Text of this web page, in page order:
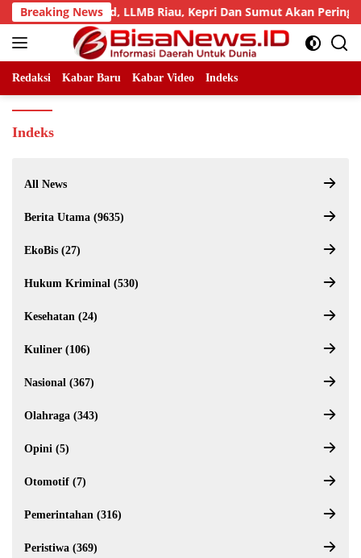
Skip
to
content
Breaking NewsAbad, LLMB Riau, Kepri Dan Sumut Akan Peringati
Redaksi Kabar Baru Kabar Video Indeks
Indeks
All News
Berita Utama (9635)
EkoBis (27)
Hukum Kriminal (530)
Kesehatan (24)
Kuliner (106)
Nasional (367)
Olahraga (343)
Opini (5)
Otomotif (7)
Pemerintahan (316)
Peristiwa (369)